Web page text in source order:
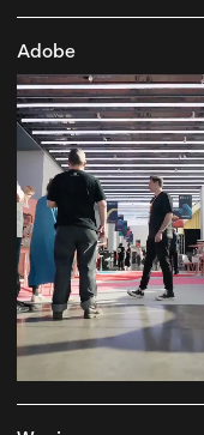
Adobe